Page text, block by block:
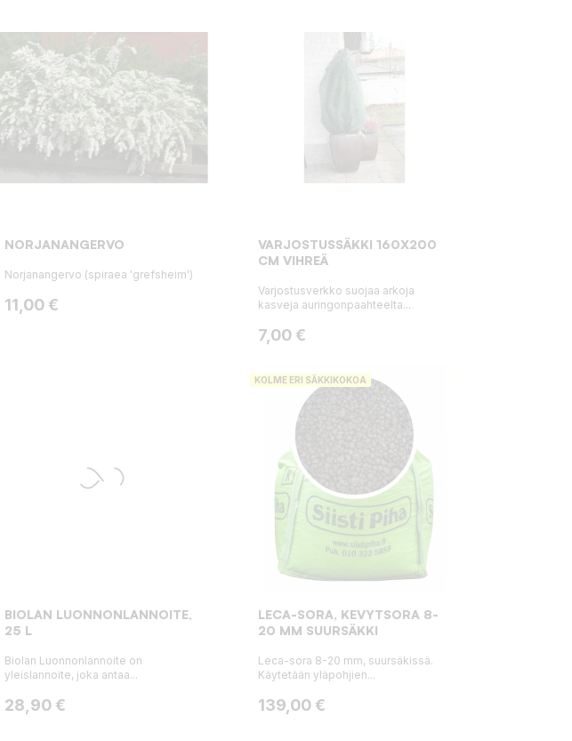
NORJANANGERVO
Norjanangervo (spiraea 'grefsheim')
Hinta
11,00 €
VARJOSTUSSÄKKI 160X200
CM VIHREÄ
Varjostusverkko suojaa arkoja
kasveja auringonpaahteelta...
Hinta
7,00 €
BIOLAN LUONNONLANNOITE,
25 L
Biolan Luonnonlannoite on
yleislannoite, joka antaa...
Hinta
28,90 €
KOLME ERI SÄKKIKOKOA
LECA-SORA, KEVYTSORA 8-
20 MM SUURSÄKKI
Leca-sora 8-20 mm, suursäkissä.
Käytetään yläpohjien...
Hinta
139,00 €